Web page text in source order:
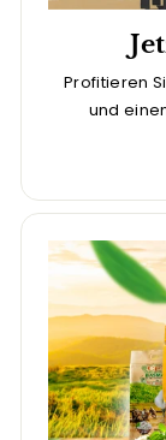
Profitieren
und